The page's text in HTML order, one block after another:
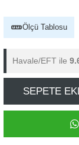
Ölçü Tablosu
Havale/EFT ile
SEPETE